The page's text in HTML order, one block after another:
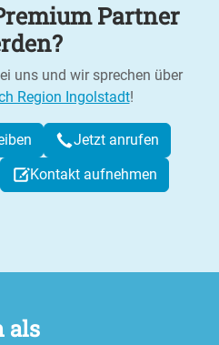
Partner
uns und wir sprechen über
Region Ingolstadt!
Jetzt anrufen
Kontakt aufnehmen
als